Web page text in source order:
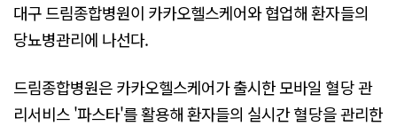
대구 드림종합병원이 카카오헬스케어와 협업해 환자들의
당뇨병관리에 나선다.
드림종합병원은 카카오헬스케어가 출시한 모바일 혈당 관
리서비스 '파스타'를 활용해 환자들의 실시간 혈당을 관리한